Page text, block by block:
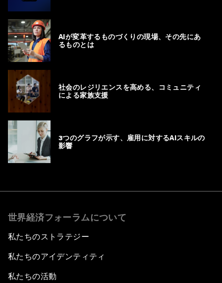
AIが変革するものづくりの現場、その先にあ
るものとは
社会のレジリエンスを高める、コミュニティ
による家族支援
3つのグラフが示す、雇用に対するAIスキルの
影響
世界経済フォーラムについて
私たちのストラテジー
私たちのアイデンティティ
私たちの活動